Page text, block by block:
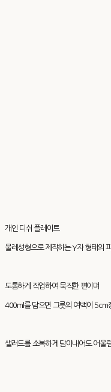
개인 디쉬 플레이트
물레성형으로 제작하는 Y자 형태의
도톰하게 작업하여 묵직한 편이며
400ml를 담으면 그릇의 여백이 5cm
샐러드를 소복하게 담아내어도 어울